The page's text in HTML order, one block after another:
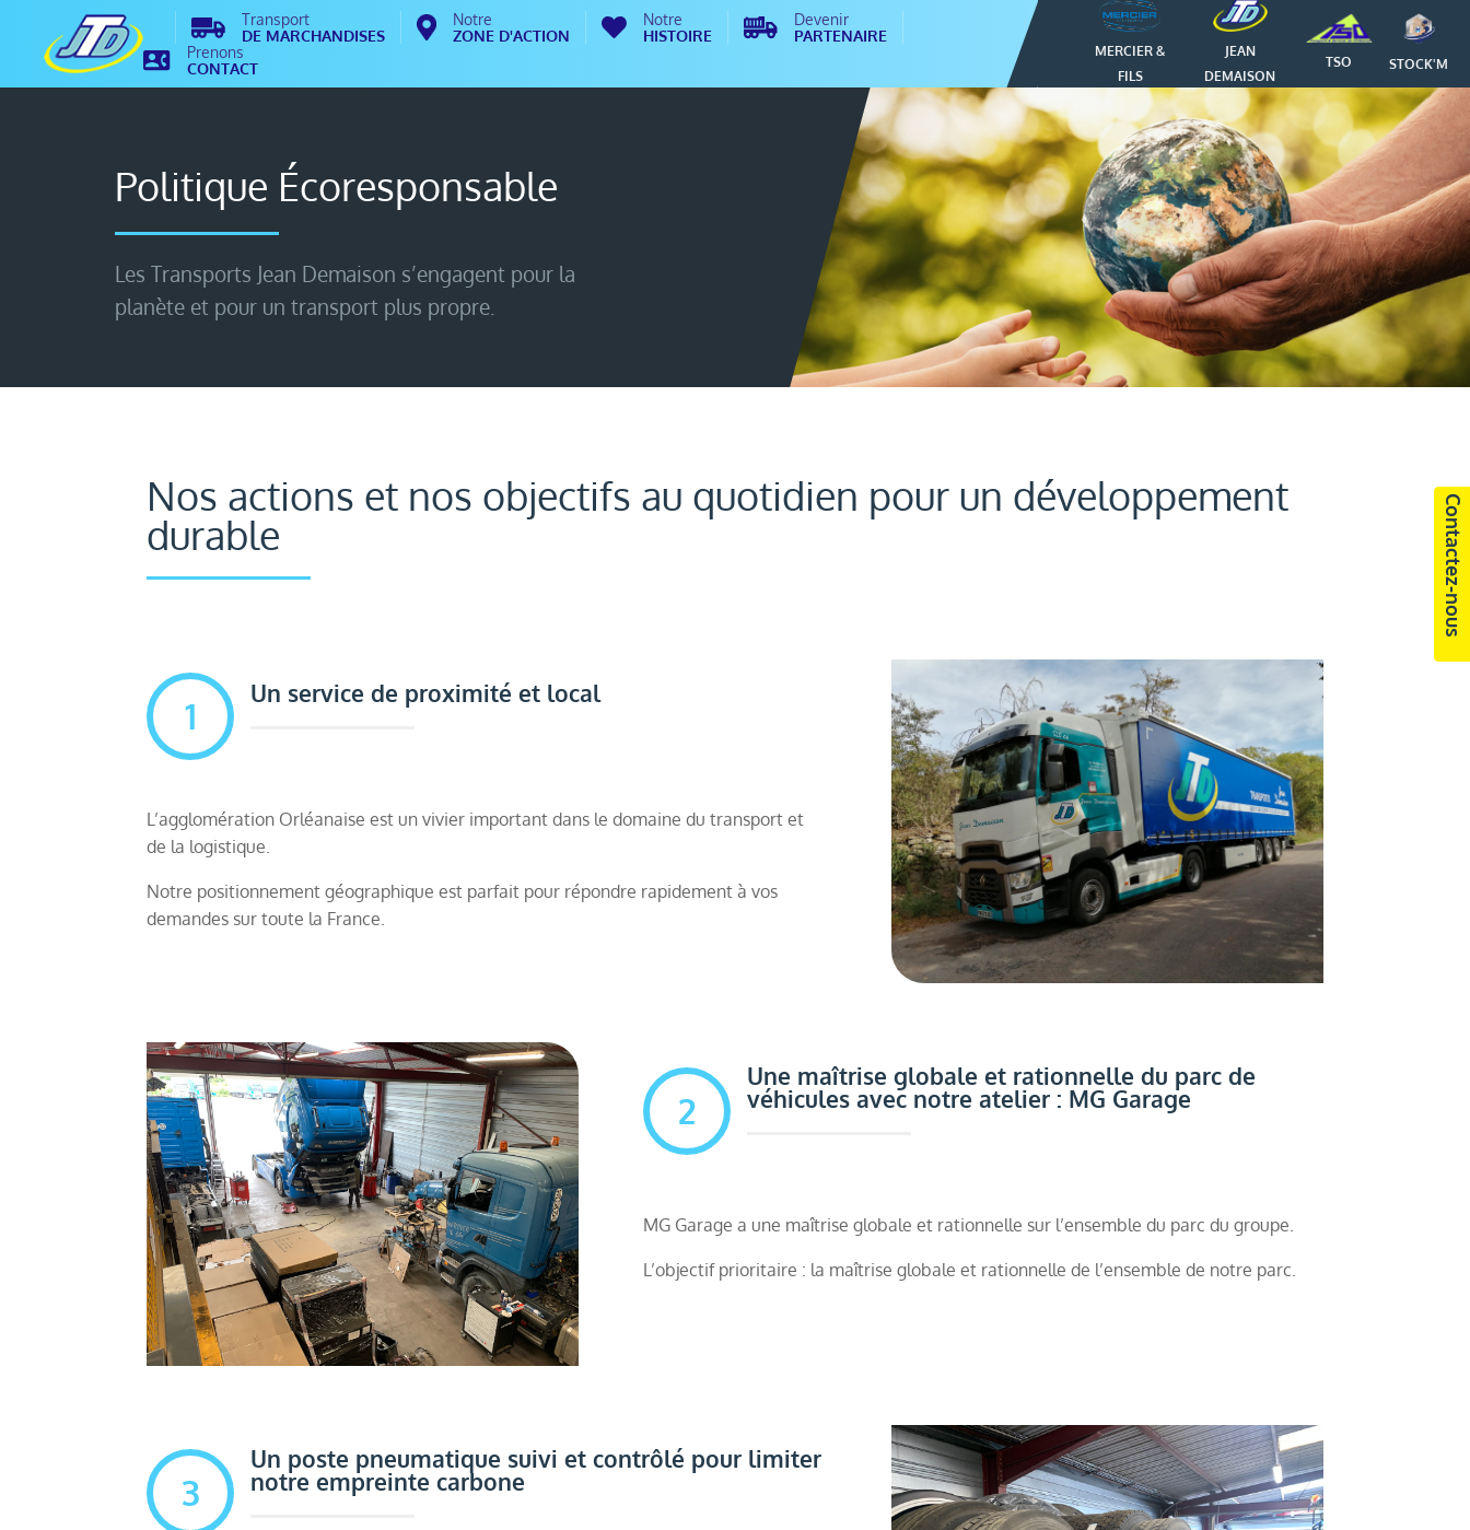
Transport
DE MARCHANDISES
Notre
ZONE D'ACTION
Notre
HISTOIRE
Devenir
PARTENAIRE
Prenons
CONTACT
MERCIER &
FILS
JEAN
DEMAISON
TSO STOCK'M
Politique Écoresponsable
Les Transports Jean Demaison s’engagent pour la
planète et pour un transport plus propre.
Nos actions et nos objectifs au quotidien pour un développement
durable
1
Un service de proximité et local
L’agglomération Orléanaise est un vivier important dans le domaine du transport et
de la logistique.
Notre positionnement géographique est parfait pour répondre rapidement à vos
demandes sur toute la France.
2
Une maîtrise globale et rationnelle du parc de
véhicules avec notre atelier : MG Garage
MG Garage a une maîtrise globale et rationnelle sur l’ensemble du parc du groupe.
L’objectif prioritaire : la maîtrise globale et rationnelle de l’ensemble de notre parc.
3
Un poste pneumatique suivi et contrôlé pour limiter
notre empreinte carbone
Contactez-nous